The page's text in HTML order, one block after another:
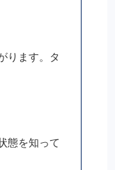
ります。タ
態を知って